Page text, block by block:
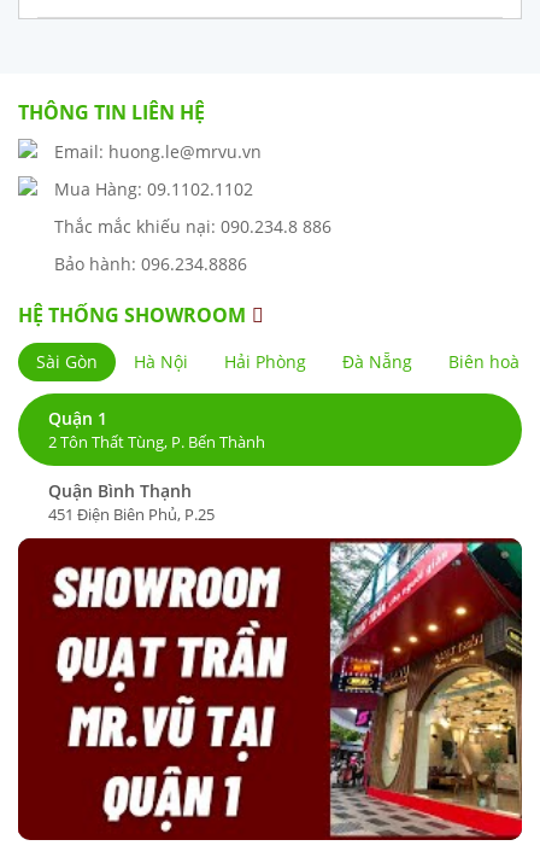
THÔNG TIN LIÊN HỆ
Email: huong.le@mrvu.vn
Mua Hàng: 09.1102.1102
Thắc mắc khiếu nại: 090.234.8 886
Bảo hành: 096.234.8886
HỆ THỐNG SHOWROOM
Sài Gòn Hà Nội Hải Phòng Đà Nẵng Biên hoà
Quận 1
2 Tôn Thất Tùng, P. Bến Thành
Quận Bình Thạnh
451 Điện Biên Phủ, P.25